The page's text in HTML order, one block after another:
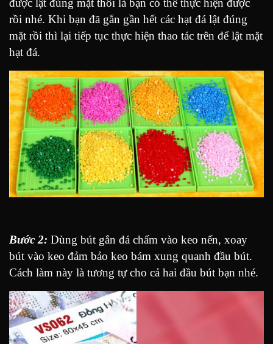
được lật đúng mặt thôi là bạn có thể thực hiện được
rồi nhé. Khi bạn đã gắn gần hết các hạt đá lật đúng
mặt rồi thì lại tiếp tục thực hiện thao tác trên để lật mặt
hạt đá.
Bước 2: Dùng bút gắn đá chấm vào keo nến, xoay
bút vào keo đảm bảo keo bám xung quanh đầu bút.
Cách làm này là tương tự cho cả hai đầu bút bạn nhé.